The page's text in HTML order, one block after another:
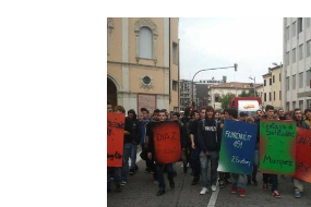
STUDENTI
ZAM
MILANO
MOBILITAZIONI